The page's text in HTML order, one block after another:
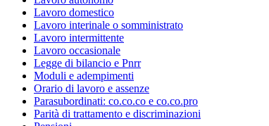
Lavoro domestico
Lavoro interinale o somministrato
Lavoro intermittente
Lavoro occasionale
Legge di bilancio e Pnrr
Moduli e adempimenti
Orario di lavoro e assenze
Parasubordinati: co.co.co e co.co.pro
Parità di trattamento e discriminazioni